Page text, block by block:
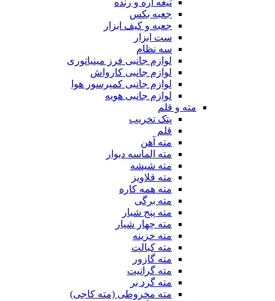
جعبه بکس
جعبه و کیف ابزار
ست ابزار
سه نظام
لوازم جانبی فرز مینیاتوری
لوازم جانبی کارواش
لوازم جانبی کمپرسور هوا
لوازم جانبی هویه
مته و قلم
پتک تخریب
قلم
مته آهن
مته الماسه دیوار
مته شیشه
مته قلاویز
مته همه کاره
مته برگی
مته پنج شیار
مته چهار شیار
مته خزینه
مته کبالت
مته گازور
مته گرانیت
مته گرد بر
مته مخروطی (مته کاجی)